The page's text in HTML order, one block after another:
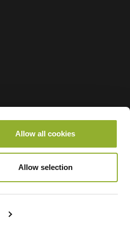
Allow all cookies
Allow selection